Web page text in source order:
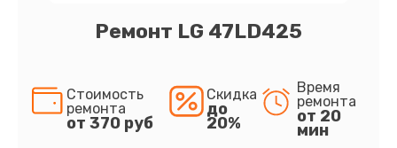
Ремонт LG 47LD425
Стоимость
ремонта
от 370 руб
Скидка
до
20%
Время
ремонта
от 20
мин